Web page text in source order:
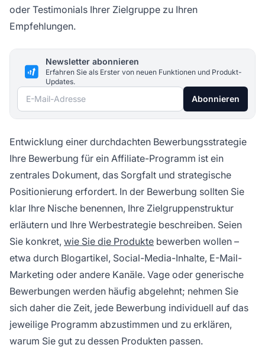
oder Testimonials Ihrer Zielgruppe zu Ihren
Empfehlungen.
Newsletter abonnieren
Erfahren Sie als Erster von neuen Funktionen und Produkt-
Updates.
E-Mail-Adresse Abonnieren
Entwicklung einer durchdachten Bewerbungsstrategie
Ihre Bewerbung für ein Affiliate-Programm ist ein
zentrales Dokument, das Sorgfalt und strategische
Positionierung erfordert. In der Bewerbung sollten Sie
klar Ihre Nische benennen, Ihre Zielgruppenstruktur
erläutern und Ihre Werbestrategie beschreiben. Seien
Sie konkret, wie Sie die Produkte bewerben wollen –
etwa durch Blogartikel, Social-Media-Inhalte, E-Mail-
Marketing oder andere Kanäle. Vage oder generische
Bewerbungen werden häufig abgelehnt; nehmen Sie
sich daher die Zeit, jede Bewerbung individuell auf das
jeweilige Programm abzustimmen und zu erklären,
warum Sie gut zu dessen Produkten passen.